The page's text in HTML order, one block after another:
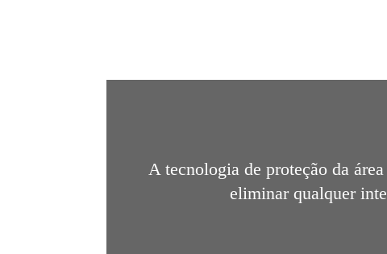
A tecnologia de proteção da
eliminar qualquer